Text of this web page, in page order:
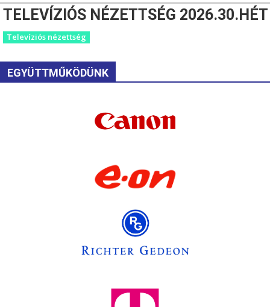
TELEVÍZIÓS NÉZETTSÉG 2026.30.HÉT
Televíziós nézettség
EGYÜTTMŰKÖDÜNK